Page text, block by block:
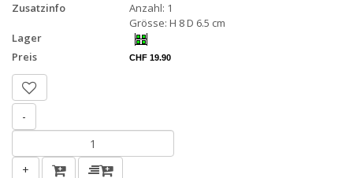
Zusatzinfo
Anzahl: 1
Grösse: H 8 D 6.5 cm
Lager
Preis
CHF 19.90
-
+